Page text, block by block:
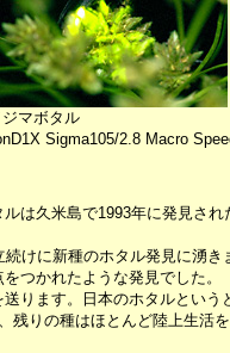
マボタル
Sigma105/2.8 Macro
は久米島で1993年に発見さ
けに新種のホタル発見に湧
つかれたような発見でした。
ります。日本のホタルという
りの種はほとんど陸上生活